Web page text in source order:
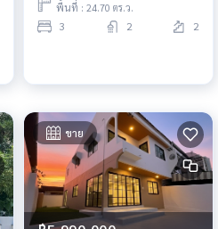
พื้นที่ : 24.70 ตร.ว.
3 2 2
ขาย